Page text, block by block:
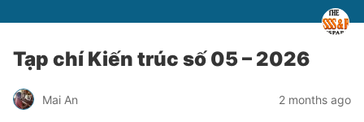
Tạp chí Kiến trúc số 05 – 2026
Mai An 2 months ago